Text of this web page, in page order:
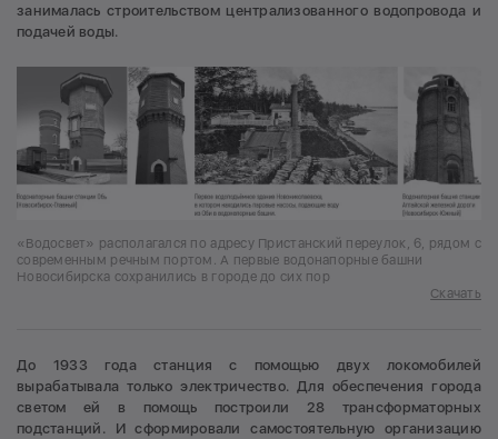
занималась строительством централизованного водопровода и
подачей воды.
«Водосвет» располагался по адресу Пристанский переулок, 6, рядом с
современным речным портом. А первые водонапорные башни
Новосибирска сохранились в городе до сих пор
Скачать
До 1933 года станция с помощью двух локомобилей
вырабатывала только электричество. Для обеспечения города
светом ей в помощь построили 28 трансформаторных
подстанций. И сформировали самостоятельную организацию